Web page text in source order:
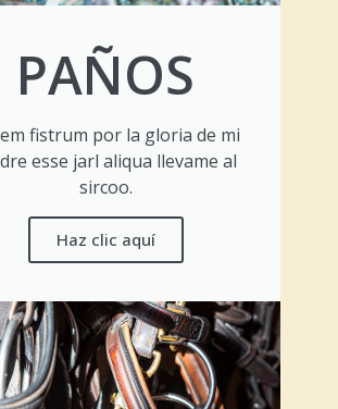
PAÑOS
fistrum por la gloria de mi
esse jarl aliqua llevame al
sircoo.
Haz clic aquí